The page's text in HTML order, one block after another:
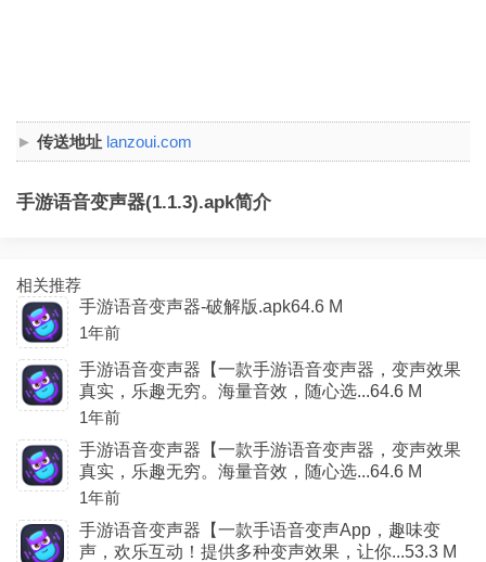
传送地址 lanzoui.com
手游语音变声器(1.1.3).apk简介
相关推荐
手游语音变声器-破解版.apk64.6 M
1年前
手游语音变声器【一款手游语音变声器，变声效果
真实，乐趣无穷。海量音效，随心选...64.6 M
1年前
手游语音变声器【一款手游语音变声器，变声效果
真实，乐趣无穷。海量音效，随心选...64.6 M
1年前
手游语音变声器【一款手语音变声App，趣味变
声，欢乐互动！提供多种变声效果，让你...53.3 M